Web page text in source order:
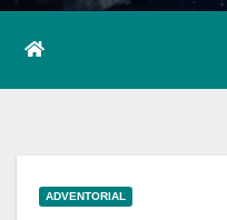
ADVENTORIAL